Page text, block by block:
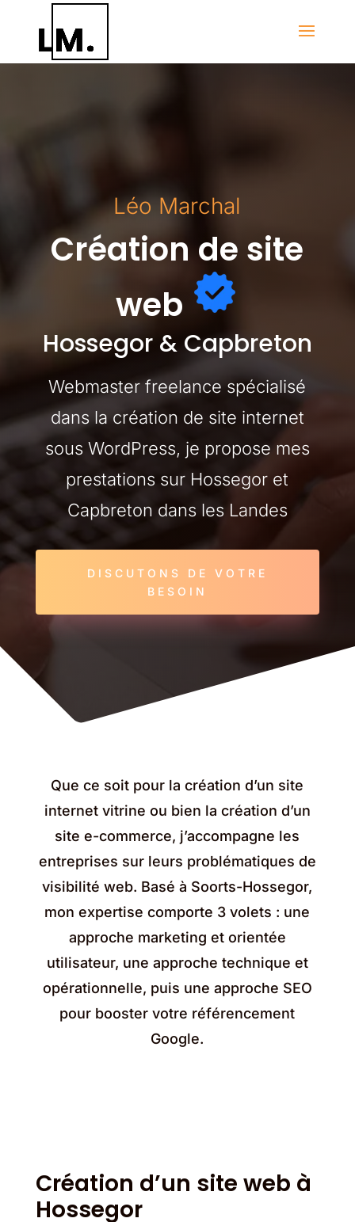
Léo Marchal
Création de site
web
Hossegor & Capbreton
Webmaster freelance spécialisé
dans la création de site internet
sous WordPress, je propose mes
prestations sur Hossegor et
Capbreton dans les Landes
DISCUTONS DE VOTRE
BESOIN
Que ce soit pour la création d’un site
internet vitrine ou bien la création d’un
site e-commerce, j’accompagne les
entreprises sur leurs problématiques de
visibilité web. Basé à Soorts-Hossegor,
mon expertise comporte 3 volets : une
approche marketing et orientée
utilisateur, une approche technique et
opérationnelle, puis une approche SEO
pour booster votre référencement
Google.
Création d’un site web à
Hossegor